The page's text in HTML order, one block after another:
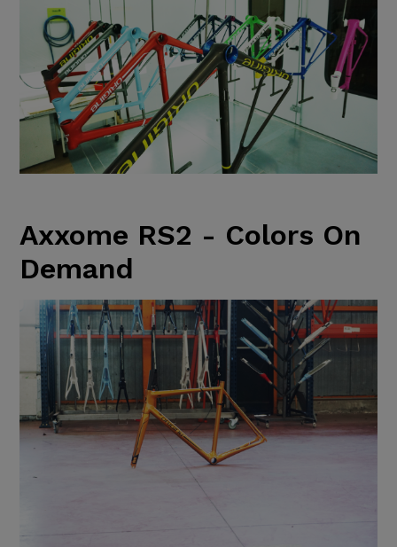
Axxome RS2 - Colors On
Demand